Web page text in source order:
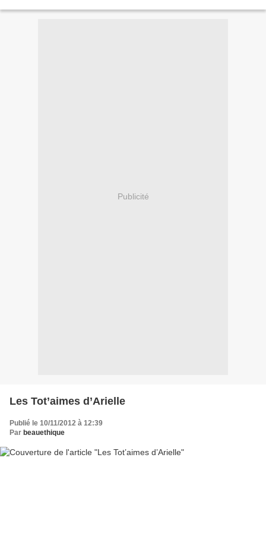
Publicité
Les Tot’aimes d’Arielle
Publié le 10/11/2012 à 12:39
Par beauethique